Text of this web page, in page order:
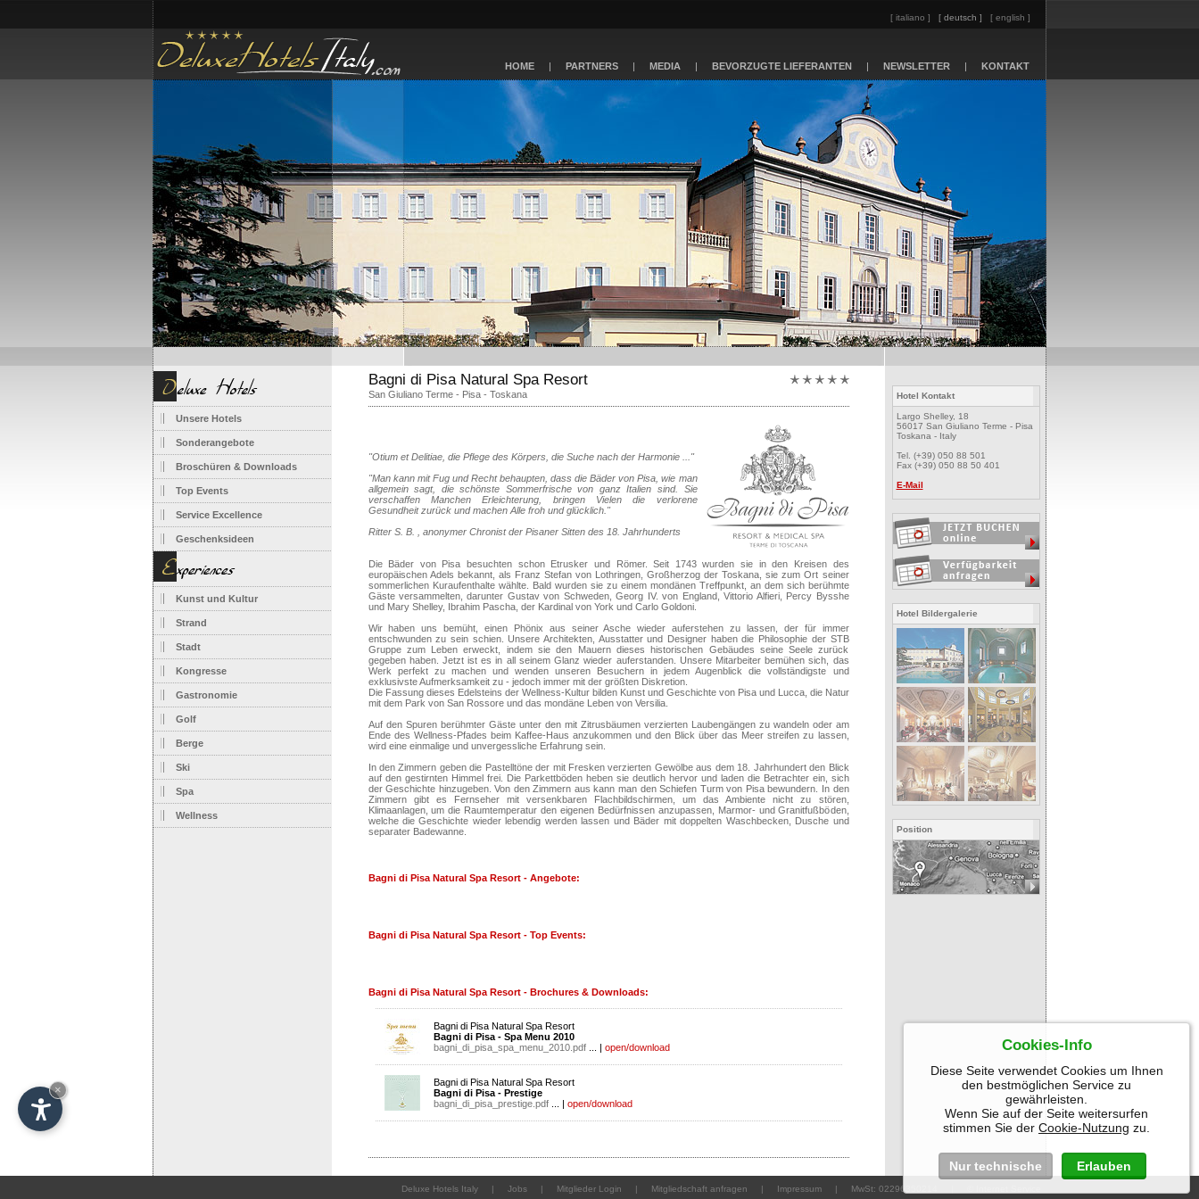
[ italiano ] [ deutsch ] [ english ]
HOME | PARTNERS | MEDIA | BEVORZUGTE LIEFERANTEN | NEWSLETTER | KONTAKT
Unsere Hotels
Sonderangebote
Broschüren & Downloads
Top Events
Service Excellence
Geschenksideen
Kunst und Kultur
Strand
Stadt
Kongresse
Gastronomie
Golf
Berge
Ski
Spa
Wellness
Bagni di Pisa Natural Spa Resort
San Giuliano Terme - Pisa - Toskana
"Otium et Delitiae, die Pflege des Körpers, die Suche nach der Harmonie ..."
"Man kann mit Fug und Recht behaupten, dass die Bäder von Pisa, wie man
allgemein sagt, die schönste Sommerfrische von ganz Italien sind. Sie
verschaffen Manchen Erleichterung, bringen Vielen die verlorene
Gesundheit zurück und machen Alle froh und glücklich."
Ritter S. B. , anonymer Chronist der Pisaner Sitten des 18. Jahrhunderts
Die Bäder von Pisa besuchten schon Etrusker und Römer. Seit 1743 wurden sie in den Kreisen des
europäischen Adels bekannt, als Franz Stefan von Lothringen, Großherzog der Toskana, sie zum Ort seiner
sommerlichen Kuraufenthalte wählte. Bald wurden sie zu einem mondänen Treffpunkt, an dem sich berühmte
Gäste versammelten, darunter Gustav von Schweden, Georg IV. von England, Vittorio Alfieri, Percy Bysshe
und Mary Shelley, Ibrahim Pascha, der Kardinal von York und Carlo Goldoni.
Wir haben uns bemüht, einen Phönix aus seiner Asche wieder auferstehen zu lassen, der für immer
entschwunden zu sein schien. Unsere Architekten, Ausstatter und Designer haben die Philosophie der STB
Gruppe zum Leben erweckt, indem sie den Mauern dieses historischen Gebäudes seine Seele zurück
gegeben haben. Jetzt ist es in all seinem Glanz wieder auferstanden. Unsere Mitarbeiter bemühen sich, das
Werk perfekt zu machen und wenden unseren Besuchern in jedem Augenblick die vollständigste und
exklusivste Aufmerksamkeit zu - jedoch immer mit der größten Diskretion.
Die Fassung dieses Edelsteins der Wellness-Kultur bilden Kunst und Geschichte von Pisa und Lucca, die Natur
mit dem Park von San Rossore und das mondäne Leben von Versilia.
Auf den Spuren berühmter Gäste unter den mit Zitrusbäumen verzierten Laubengängen zu wandeln oder am
Ende des Wellness-Pfades beim Kaffee-Haus anzukommen und den Blick über das Meer streifen zu lassen,
wird eine einmalige und unvergessliche Erfahrung sein.
In den Zimmern geben die Pastelltöne der mit Fresken verzierten Gewölbe aus dem 18. Jahrhundert den Blick
auf den gestirnten Himmel frei. Die Parkettböden heben sie deutlich hervor und laden die Betrachter ein, sich
der Geschichte hinzugeben. Von den Zimmern aus kann man den Schiefen Turm von Pisa bewundern. In den
Zimmern gibt es Fernseher mit versenkbaren Flachbildschirmen, um das Ambiente nicht zu stören,
Klimaanlagen, um die Raumtemperatur den eigenen Bedürfnissen anzupassen, Marmor- und Granitfußböden,
welche die Geschichte wieder lebendig werden lassen und Bäder mit doppelten Waschbecken, Dusche und
separater Badewanne.
Bagni di Pisa Natural Spa Resort - Angebote:
Bagni di Pisa Natural Spa Resort - Top Events:
Bagni di Pisa Natural Spa Resort - Brochures & Downloads:
Bagni di Pisa Natural Spa Resort
Bagni di Pisa - Spa Menu 2010
bagni_di_pisa_spa_menu_2010.pdf... | open/download
Bagni di Pisa Natural Spa Resort
Bagni di Pisa - Prestige
bagni_di_pisa_prestige.pdf... | open/download
Hotel Kontakt
Largo Shelley, 18
56017 San Giuliano Terme - Pisa
Toskana - Italy
Tel. (+39) 050 88 501
Fax (+39) 050 88 50 401
E-Mail
Hotel Bildergalerie
Position
Cookies-Info
Diese Seite verwendet Cookies um Ihnen
den bestmöglichen Service zu
gewährleisten.
Wenn Sie auf der Seite weitersurfen
stimmen Sie der Cookie-Nutzung zu.
Nur technische Erlauben
Deluxe Hotels Italy | Jobs | Mitglieder Login | Mitgliedschaft anfragen | Impressum | MwSt: 02296350214 |
×